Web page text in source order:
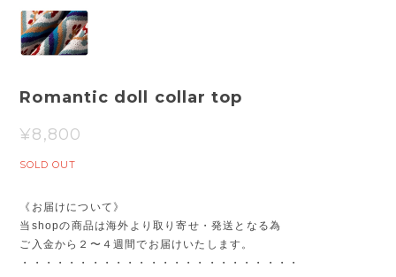
Romantic doll collar top
¥8,800
SOLD OUT
《お届けについて》
当shopの商品は海外より取り寄せ・発送となる為
ご入金から２〜４週間でお届けいたします。
・・・・・・・・・・・・・・・・・・・・・・・・